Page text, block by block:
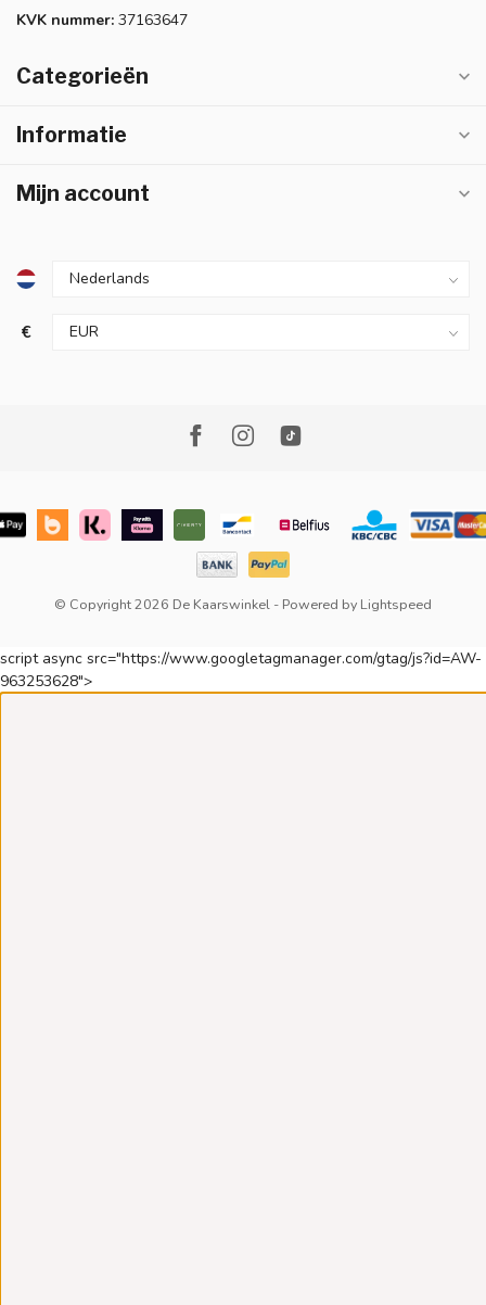
KVK nummer: 37163647
Categorieën
Informatie
Mijn account
€
© Copyright 2026 De Kaarswinkel - Powered by Lightspeed
script async src="https://www.googletagmanager.com/gtag/js?id=AW-
963253628">